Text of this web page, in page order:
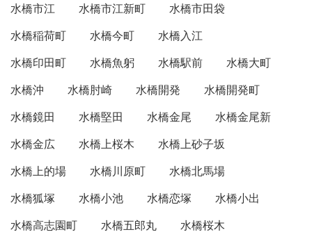
水橋市江
水橋市江新町
水橋市田袋
水橋稲荷町
水橋今町
水橋入江
水橋印田町
水橋魚躬 水橋駅前
水橋大町
水橋沖
水橋肘崎 水橋開発
水橋開発町
水橋鏡田
水橋堅田 水橋金尾
水橋金尾新
水橋金広
水橋上桜木
水橋上砂子坂
水橋上的場
水橋川原町
水橋北馬場
水橋狐塚
水橋小池 水橋恋塚
水橋小出
水橋高志園町
水橋五郎丸
水橋桜木